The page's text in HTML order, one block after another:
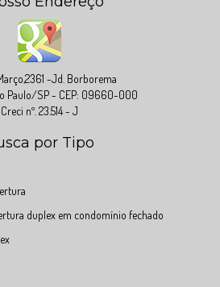
-Jd. Borborema
Paulo/SP - CEP: 09660-000
Creci nº. 23.514 - J
por Tipo
duplex em condomínio fechado